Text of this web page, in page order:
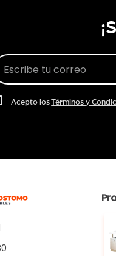
Acepto losTérminos y